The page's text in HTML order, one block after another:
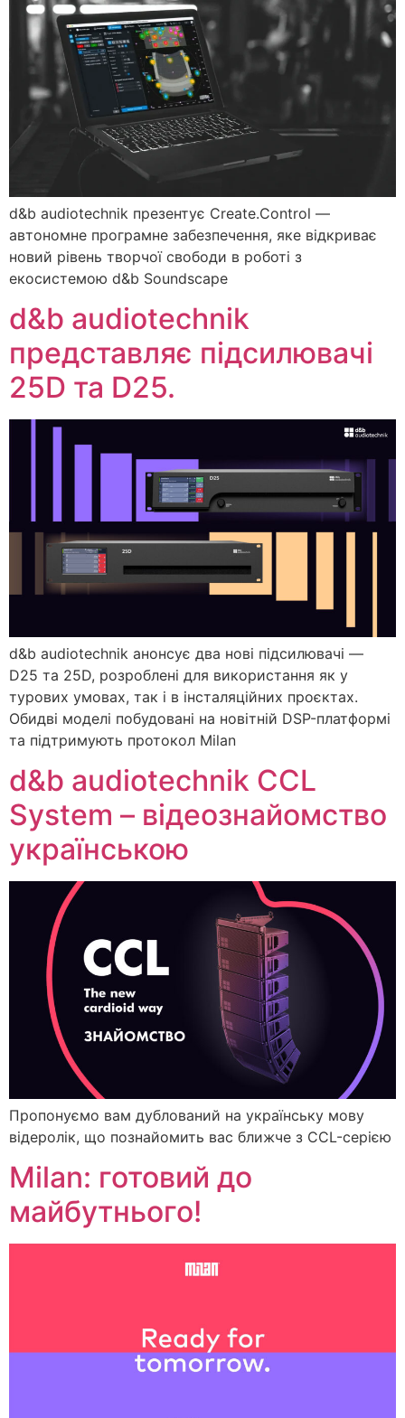
d&b audiotechnik презентує Create.Control —
автономне програмне забезпечення, яке відкриває
новий рівень творчої свободи в роботі з
екосистемою d&b Soundscape
d&b audiotechnik
представляє підсилювачі
25D та D25.
d&b audiotechnik анонсує два нові підсилювачі —
D25 та 25D, розроблені для використання як у
турових умовах, так і в інсталяційних проєктах.
Обидві моделі побудовані на новітній DSP-платформі
та підтримують протокол Milan
d&b audiotechnik CCL
System – відеознайомство
українською
Пропонуємо вам дублований на українську мову
відеролік, що познайомить вас ближче з CCL-серією
Milan: готовий до
майбутнього!